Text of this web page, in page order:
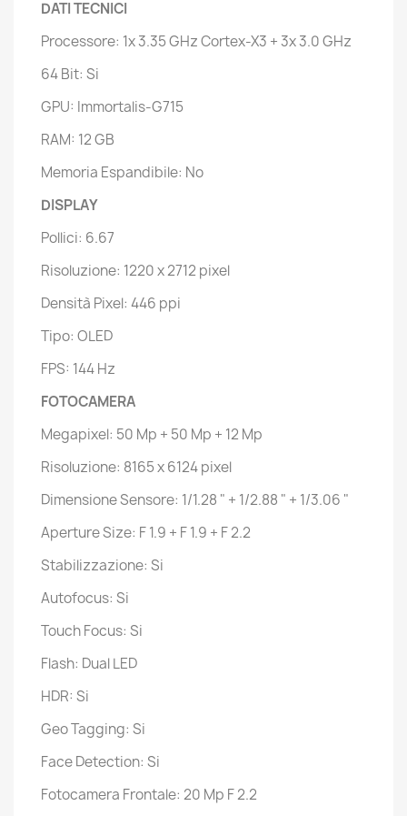
DATI TECNICI
Processore: 1x 3.35 GHz Cortex-X3 + 3x 3.0 GHz
64 Bit: Si
GPU: Immortalis-G715
RAM: 12 GB
Memoria Espandibile: No
DISPLAY
Pollici: 6.67
Risoluzione: 1220 x 2712 pixel
Densità Pixel: 446 ppi
Tipo: OLED
FPS: 144 Hz
FOTOCAMERA
Megapixel: 50 Mp + 50 Mp + 12 Mp
Risoluzione: 8165 x 6124 pixel
Dimensione Sensore: 1/1.28 " + 1/2.88 " + 1/3.06 "
Aperture Size: F 1.9 + F 1.9 + F 2.2
Stabilizzazione: Si
Autofocus: Si
Touch Focus: Si
Flash: Dual LED
HDR: Si
Geo Tagging: Si
Face Detection: Si
Fotocamera Frontale: 20 Mp F 2.2